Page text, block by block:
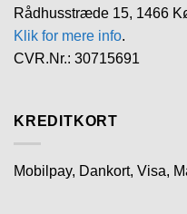
Rådhusstræde 15, 1466
Klik for mere info.
CVR.Nr.: 30715691
KREDITKORT
Mobilpay, Dankort, Visa,